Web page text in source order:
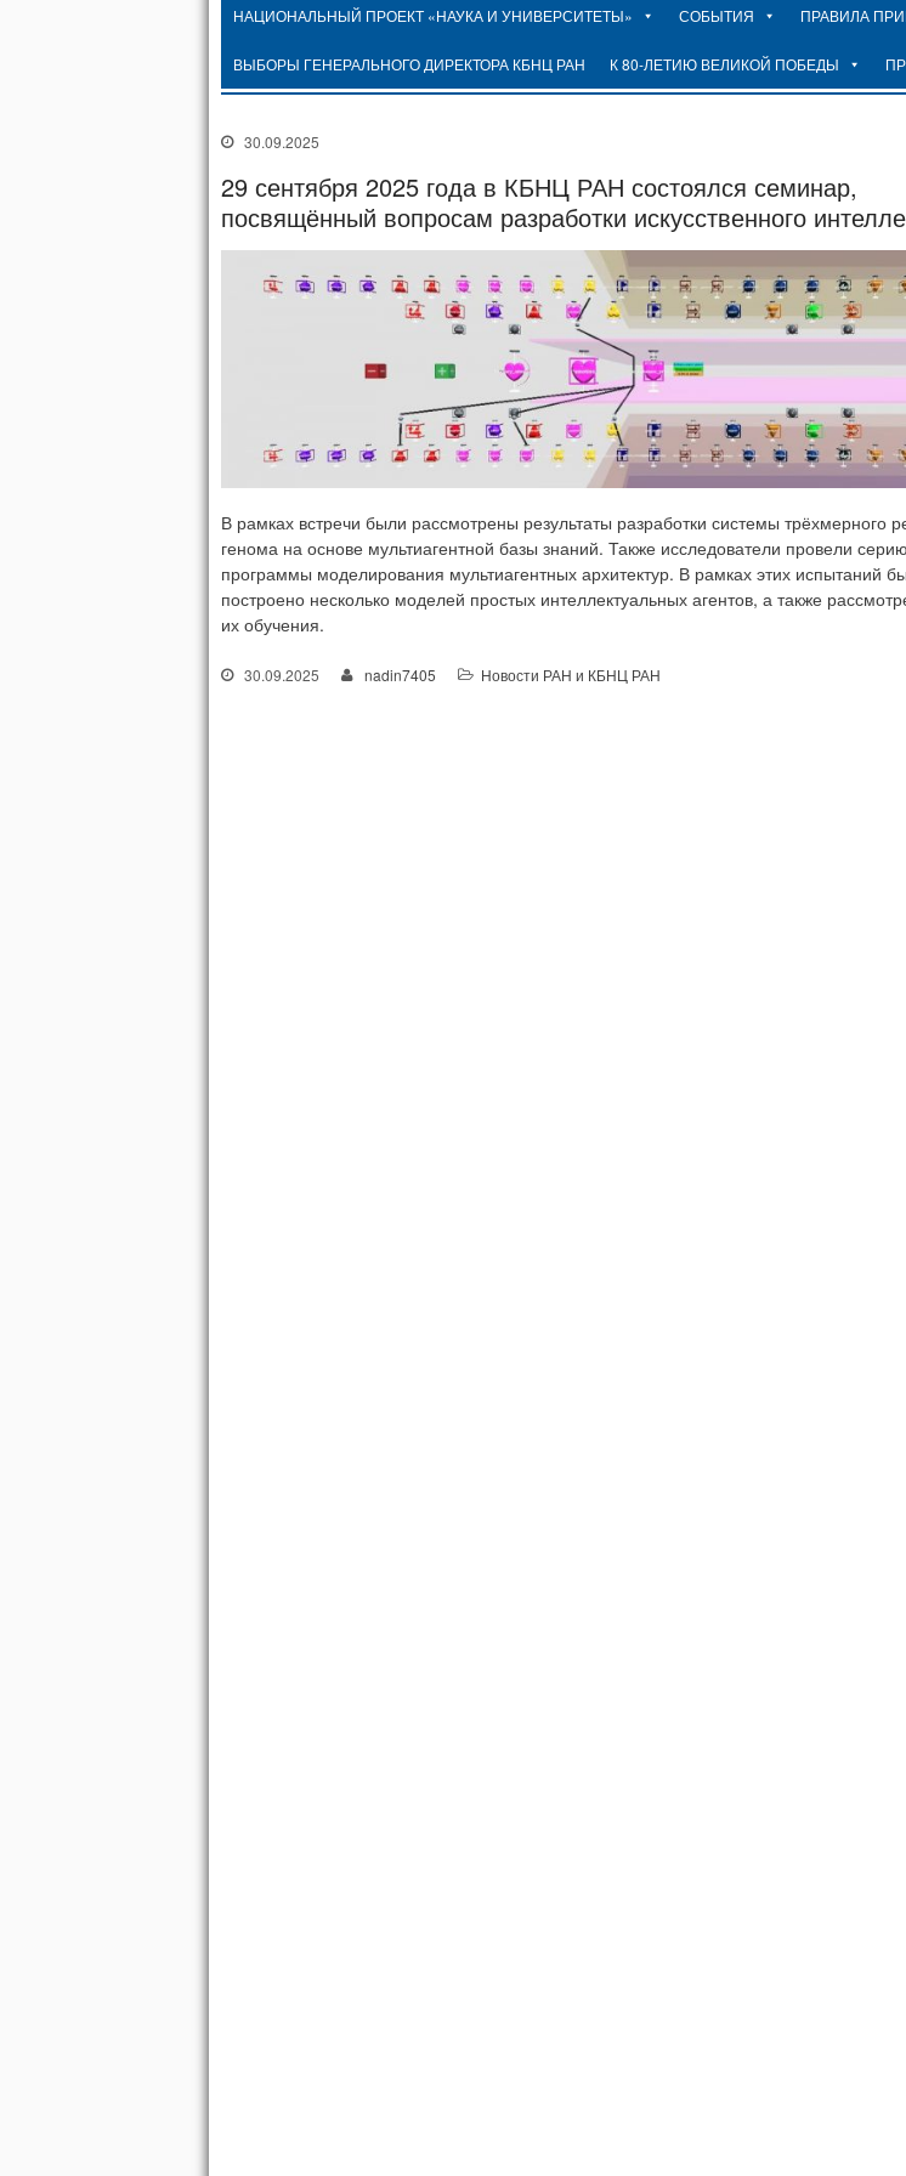
НАЦИОНАЛЬНЫЙ ПРОЕКТ «НАУКА И УНИВЕРСИТЕТЫ» СОБЫТИЯ ПРАВИЛА
ВЫБОРЫ ГЕНЕРАЛЬНОГО ДИРЕКТОРА КБНЦ РАН К 80-ЛЕТИЮ ВЕЛИКОЙ ПОБЕДЫ
30.09.2025
29 сентября 2025 года в КБНЦ РАН состоялся семинар,
посвящённый вопросам разработки искусственного
В рамках встречи были рассмотрены результаты разработки системы трёхмерного
генома на основе мультиагентной базы знаний. Также исследователи провели
программы моделирования мультиагентных архитектур. В рамках этих испытаний
построено несколько моделей простых интеллектуальных агентов, а также
их обучения.
30.09.2025 nadin7405 Новости РАН и КБНЦ РАН